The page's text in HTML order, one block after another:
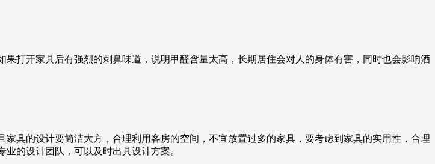
打开家具后有强烈的刺鼻味道，说明甲醛含量太高，长期居住会对人的身体有害，同时也会影响酒
具的设计要简洁大方，合理利用客房的空间，不宜放置过多的家具，要考虑到家具的实用性，合理
的设计团队，可以及时出具设计方案。